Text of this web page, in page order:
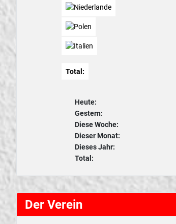
Der Verein
Total:
Heute:
Gestern:
Diese Woche:
Dieser Monat:
Dieses Jahr:
Total: